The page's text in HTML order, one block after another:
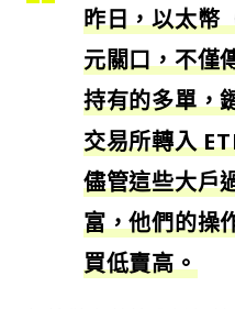
昨日，以太幣
元關口，不僅
持有的多單，
交易所轉入
儘管這些大戶
富，他們的操
買低賣高。